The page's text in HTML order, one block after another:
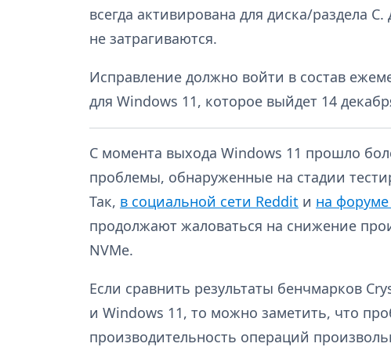
всегда активирована для диска/раздела
не затрагиваются.
Исправление должно войти в состав
для Windows 11, которое выйдет 14
С момента выхода Windows 11 прошло
проблемы, обнаруженные на стадии
Так, в социальной сети Reddit и на
продолжают жаловаться на снижение
NVMe.
Если сравнить результаты бенчмарков
и Windows 11, то можно заметить, что
производительность операций